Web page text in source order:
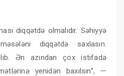
diqqətdə olmalıdır. Səhiyyə
diqqətdə saxlasın.
Ən azından çox istifadə
yenidən baxılsın”, —